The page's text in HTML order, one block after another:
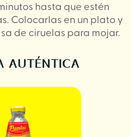
hasta que estén
Colocarlas en un plato y
de ciruelas para mojar.
AUTÉNTICA